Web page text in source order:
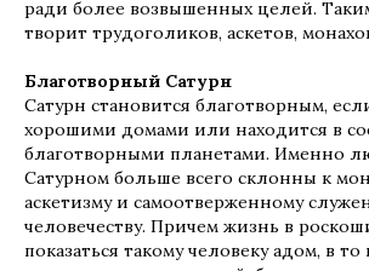
ради более возвышенных целей.
творит трудоголиков, аскетов,
Благотворный Сатурн
Сатурн становится благотворным,
хорошими домами или находится в
благотворными планетами. Именно
Сатурном больше всего склонны к
аскетизму и самоотверженному
человечеству. Причем жизнь в
показаться такому человеку адом, в то